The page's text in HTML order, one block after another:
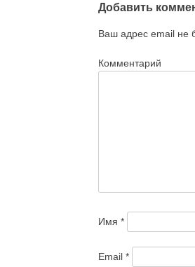
Добавить
Ваш адрес email не
Комментарий
Имя *
Email *